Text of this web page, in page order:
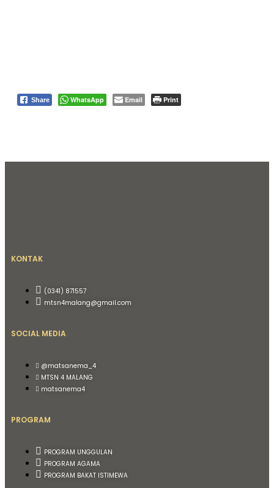
Share WhatsApp Email Print
KONTAK
(0341) 871557
mtsn4malang@gmail.com
SOCIAL MEDIA
@matsanema_4
MTSN 4 MALANG
matsanema4
PROGRAM
PROGRAM UNGGULAN
PROGRAM AGAMA
PROGRAM BAKAT ISTIMEWA